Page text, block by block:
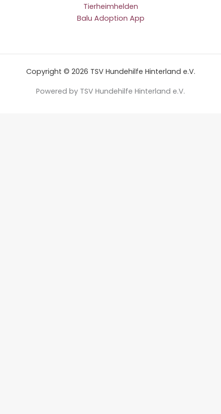
Tierheimhelden
Balu Adoption App
Copyright © 2026 TSV Hundehilfe Hinterland e.V.
Powered by TSV Hundehilfe Hinterland e.V.